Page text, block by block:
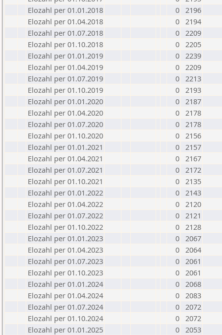
Elozahl per 01.01.2018
0 2196
Elozahl per 01.04.2018
0 2194
Elozahl per 01.07.2018
0 2209
Elozahl per 01.10.2018
0 2205
Elozahl per 01.01.2019
0 2239
Elozahl per 01.04.2019
0 2209
Elozahl per 01.07.2019
0 2213
Elozahl per 01.10.2019
0 2193
Elozahl per 01.01.2020
0 2187
Elozahl per 01.04.2020
0 2178
Elozahl per 01.07.2020
0 2178
Elozahl per 01.10.2020
0 2156
Elozahl per 01.01.2021
0 2157
Elozahl per 01.04.2021
0 2167
Elozahl per 01.07.2021
0 2172
Elozahl per 01.10.2021
0 2135
Elozahl per 01.01.2022
0 2143
Elozahl per 01.04.2022
0 2120
Elozahl per 01.07.2022
0 2121
Elozahl per 01.10.2022
0 2128
Elozahl per 01.01.2023
0 2067
Elozahl per 01.04.2023
0 2064
Elozahl per 01.07.2023
0 2061
Elozahl per 01.10.2023
0 2061
Elozahl per 01.01.2024
0 2068
Elozahl per 01.04.2024
0 2083
Elozahl per 01.07.2024
0 2072
Elozahl per 01.10.2024
0 2072
Elozahl per 01.01.2025
0 2053